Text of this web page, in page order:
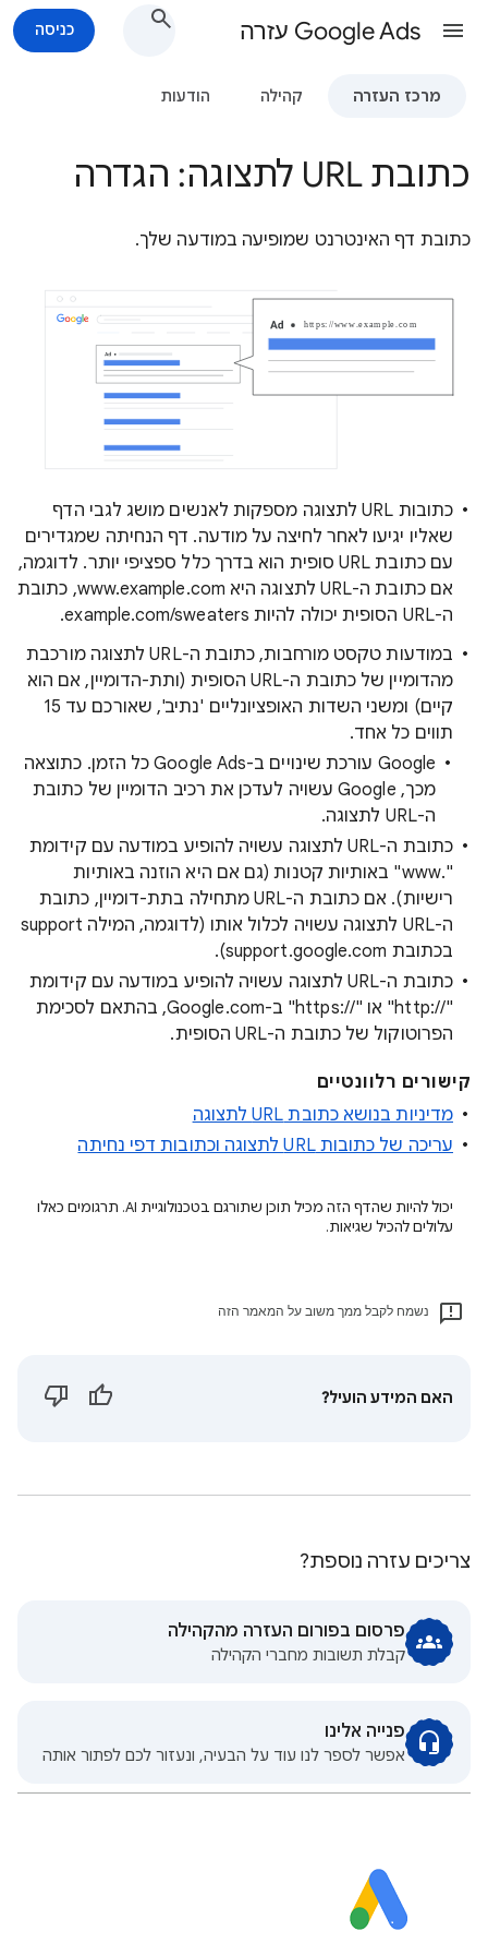
Google Ads עזרה כניסה
מרכז העזרה קהילה הודעות
כתובת URL לתצוגה: הגדרה
כתובת דף האינטרנט שמופיעה במודעה שלך.
כתובות URL לתצוגה מספקות לאנשים מושג לגבי הדף
שאליו יגיעו לאחר לחיצה על מודעה. דף הנחיתה שמגדירים
עם כתובת URL סופית הוא בדרך כלל ספציפי יותר. לדוגמה,
אם כתובת ה-URL לתצוגה היא www.example.com, כתובת
ה-URL הסופית יכולה להיות example.com/sweaters.
במודעות טקסט מורחבות, כתובת ה-URL לתצוגה מורכבת
מהדומיין של כתובת ה-URL הסופית (ותת-הדומיין, אם הוא
קיים) ומשני השדות האופציונליים 'נתיב', שאורכם עד 15
תווים כל אחד.
Google עורכת שינויים ב-Google Ads כל הזמן. כתוצאה
מכך, Google עשויה לעדכן את רכיב הדומיין של כתובת
ה-URL לתצוגה.
כתובת ה-URL לתצוגה עשויה להופיע במודעה עם קידומת
"‎.‏‎‏www" באותיות קטנות (גם אם היא הוזנה באותיות
רישיות). אם כתובת ה-URL מתחילה בתת-דומיין, כתובת
ה-URL לתצוגה עשויה לכלול אותו (לדוגמה, המילה support
בכתובת support.google.com‏).
כתובת ה-URL לתצוגה עשויה להופיע במודעה עם קידומת
"http://‎" או "https://‎" ב-Google.com, בהתאם לסכימת
הפרוטוקול של כתובת ה-URL הסופית.
קישורים רלוונטיים
מדיניות בנושא כתובת URL לתצוגה
עריכה של כתובות URL לתצוגה וכתובות דפי נחיתה
יכול להיות שהדף הזה מכיל תוכן שתורגם בטכנולוגיית AI. תרגומים כאלו
עלולים להכיל שגיאות.
נשמח לקבל ממך משוב על המאמר הזה
האם המידע הועיל?
צריכים עזרה נוספת?
פרסום בפורום העזרה מהקהילה
קבלת תשובות מחברי הקהילה
פנייה אלינו
אפשר לספר לנו עוד על הבעיה, ונעזור לכם לפתור אותה